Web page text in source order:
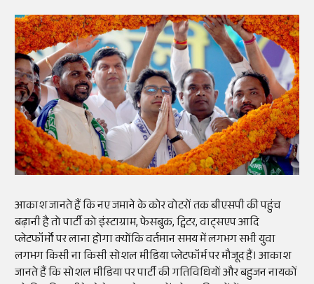
आकाश जानते हैं कि नए जमाने के कोर वोटरों तक बीएसपी की पहुंच
बढ़ानी है तो पार्टी को इंस्टाग्राम, फेसबुक, ट्विटर, वाट्सएप आदि
प्लेटफॉर्मों पर लाना होगा क्योंकि वर्तमान समय में लगभग सभी युवा
लगभग किसी ना किसी सोशल मीडिया प्लेटफॉर्म पर मौजूद हैं। आकाश
जानते हैं कि सोशल मीडिया पर पार्टी की गतिविधियों और बहुजन नायकों